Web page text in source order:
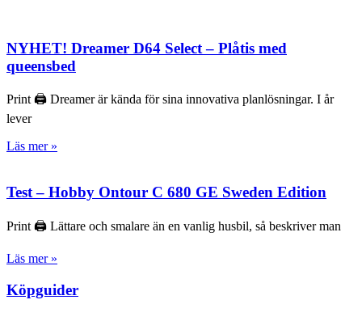
NYHET! Dreamer D64 Select – Plåtis med
queensbed
Print 🖨 Dreamer är kända för sina innovativa planlösningar. I år
lever
Läs mer »
Test – Hobby Ontour C 680 GE Sweden Edition
Print 🖨 Lättare och smalare än en vanlig husbil, så beskriver man
Läs mer »
Köpguider